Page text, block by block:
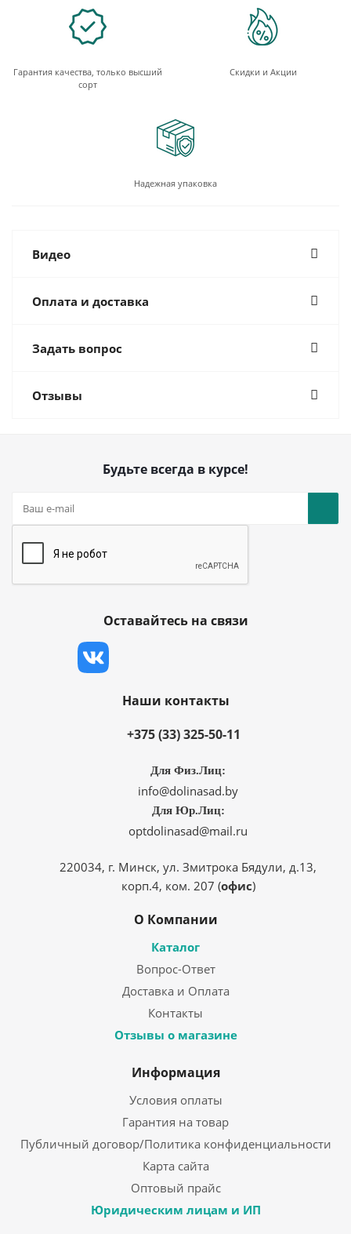
Гарантия качества, только высший
сорт
Скидки и Акции
Надежная упаковка
Видео
Оплата и доставка
Задать вопрос
Отзывы
Будьте всегда в курсе!
Оставайтесь на связи
Наши контакты
+375 (33) 325-50-11
Для Физ.Лиц:
info@dolinasad.by
Для Юр.Лиц:
optdolinasad@mail.ru
220034, г. Минск, ул. Змитрока Бядули, д.13,
корп.4, ком. 207 (офис)
О Компании
Каталог
Вопрос-Ответ
Доставка и Оплата
Контакты
Отзывы о магазине
Информация
Условия оплаты
Гарантия на товар
Публичный договор/Политика конфиденциальности
Карта сайта
Оптовый прайс
Юридическим лицам и ИП